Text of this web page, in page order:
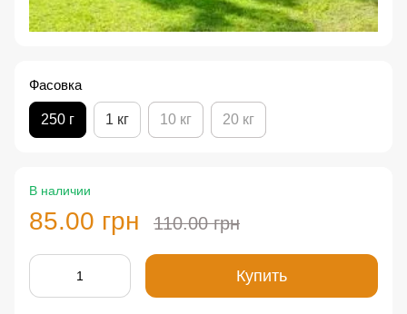
Фасовка
250 г 1 кг 10 кг 20 кг
В наличии
85.00 грн 110.00 грн
Купить